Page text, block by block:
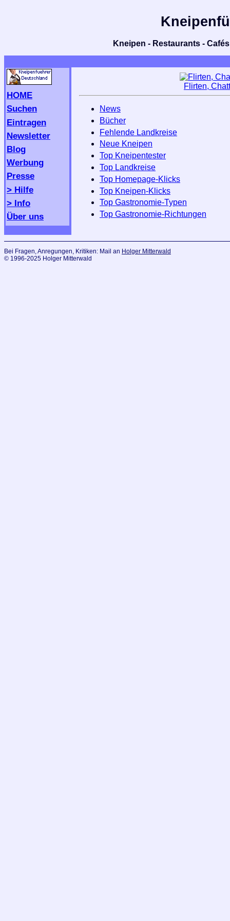
Kneipen - Restaurants -
HOME
Suchen
Eintragen
Newsletter
Blog
Werbung
Presse
> Hilfe
> Info
Über uns
Flirten,
News
Bücher
Fehlende Landkreise
Neue Kneipen
Top Kneipentester
Top Landkreise
Top Homepage-Klicks
Top Kneipen-Klicks
Top Gastronomie-Typen
Top Gastronomie-Richtungen
Bei Fragen, Anregungen, Kritiken: Mail an Holger Mitterwald
© 1996-2025 Holger Mitterwald